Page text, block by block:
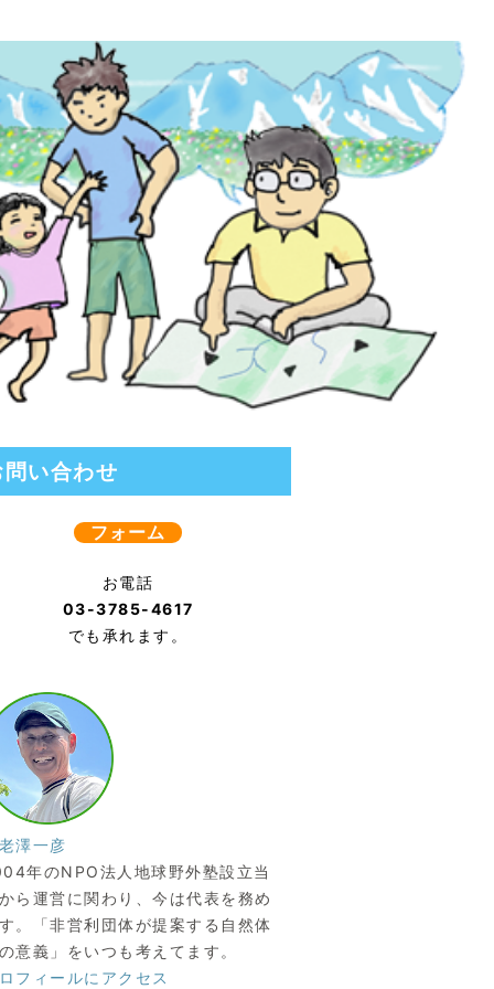
問い合わせ
フォーム
お電話
03-3785-4617
でも承れます。
澤一彦
年のNPO法人地球野外塾設立当
ら運営に関わり、今は代表を務め
。「非営利団体が提案する自然体
意義」をいつも考えてます。
フィールにアクセス